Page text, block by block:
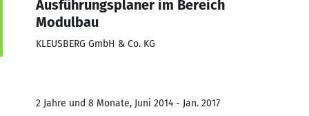
Ausführungsplaner im Bereich
Modulbau
KLEUSBERG GmbH & Co. KG
2 Jahre und 8 Monate, Juni 2014 - Jan. 2017